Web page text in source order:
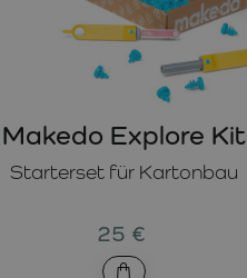
Starterset für Kartonbau
Makedo Explore Kit
25 €